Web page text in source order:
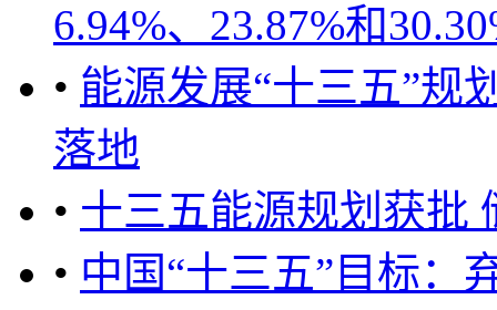
6.94%、23.87%和
• 能源发展“十三五”规
落地
• 十三五能源规划获批
• 中国“十三五”目标：